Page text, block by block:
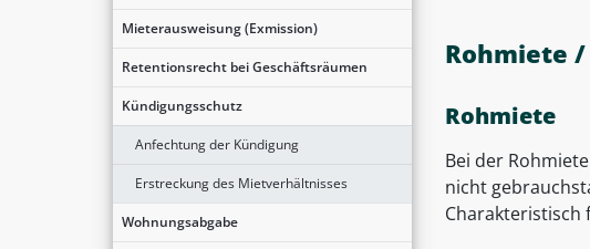
Mieterausweisung (Exmission)
Retentionsrecht bei Geschäftsräumen
Kündigungsschutz
Anfechtung der Kündigung
Erstreckung des Mietverhältnisses
Wohnungsabgabe
Rohmiete
Rohmiete
Bei der
nicht
Charakteristisch